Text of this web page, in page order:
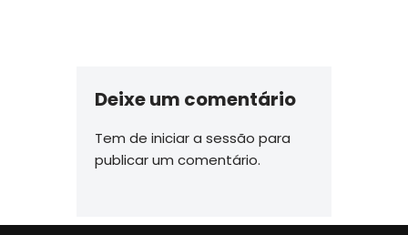
Deixe um comentário
Tem de iniciar a sessão para
publicar um comentário.